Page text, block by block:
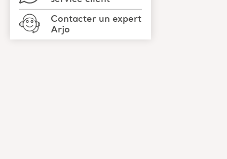
Contacter un expert
Arjo